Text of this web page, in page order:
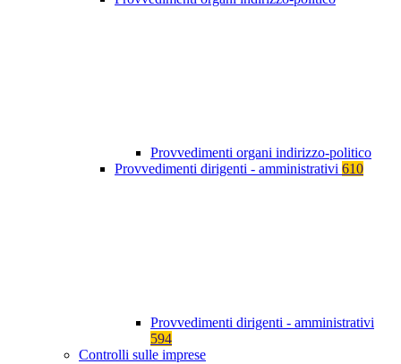
Provvedimenti organi indirizzo-politico
Provvedimenti dirigenti - amministrativi 610
Provvedimenti dirigenti - amministrativi
594
Controlli sulle imprese